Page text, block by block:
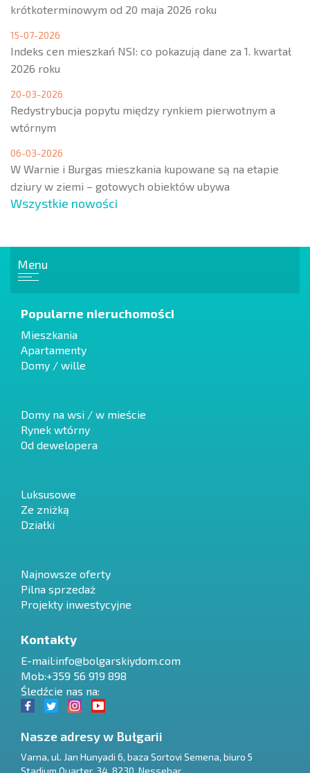
krótkoterminowym od 20 maja 2026 roku
15-07-2026
Indeks cen mieszkań NSI: co pokazują dane za 1. kwartał
2026 roku
20-03-2026
Redystrybucja popytu między rynkiem pierwotnym a
wtórnym
06-03-2026
W Warnie i Burgas mieszkania kupowane są na etapie
dziury w ziemi – gotowych obiektów ubywa
Wszystkie nowości
Menu
Popularne nieruchomości
Mieszkania
Apartamenty
Domy / wille
Domy na wsi / w mieście
Rynek wtórny
Od dewelopera
Luksusowe
Ze zniżką
Działki
Najnowsze oferty
Pilna sprzedaż
Projekty inwestycyjne
Kontakty
E-mail:info@bolgarskiydom.com
Mob:+359 56 919 898
Śledźcie nas na:
Nasze adresy w Bułgarii
Varna, ul. Jan Hunyadi 6, baza Sortovi Semena, biuro 5
Stadium Quarter, 34 8230 Nessebar